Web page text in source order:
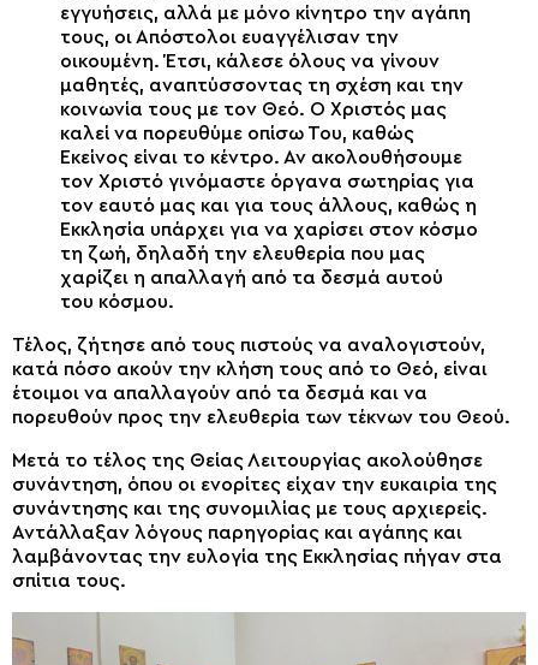
εγγυήσεις, αλλά με μόνο κίνητρο την αγάπη
τους, οι Απόστολοι ευαγγέλισαν την
οικουμένη. Έτσι, κάλεσε όλους να γίνουν
μαθητές, αναπτύσσοντας τη σχέση και την
κοινωνία τους με τον Θεό. Ο Χριστός μας
καλεί να πορευθύμε οπίσω Του, καθώς
Εκείνος είναι το κέντρο. Αν ακολουθήσουμε
τον Χριστό γινόμαστε όργανα σωτηρίας για
τον εαυτό μας και για τους άλλους, καθώς η
Εκκλησία υπάρχει για να χαρίσει στον κόσμο
τη ζωή, δηλαδή την ελευθερία που μας
χαρίζει η απαλλαγή από τα δεσμά αυτού
του κόσμου.
Τέλος, ζήτησε από τους πιστούς να αναλογιστούν,
κατά πόσο ακούν την κλήση τους από το Θεό, είναι
έτοιμοι να απαλλαγούν από τα δεσμά και να
πορευθούν προς την ελευθερία των τέκνων του Θεού.
Μετά το τέλος της Θείας Λειτουργίας ακολούθησε
συνάντηση, όπου οι ενορίτες είχαν την ευκαιρία της
συνάντησης και της συνομιλίας με τους αρχιερείς.
Αντάλλαξαν λόγους παρηγορίας και αγάπης και
λαμβάνοντας την ευλογία της Εκκλησίας πήγαν στα
σπίτια τους.